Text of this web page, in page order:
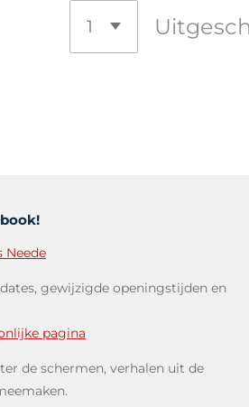
Neede
gewijzigde openingstijden en
pagina
de schermen, verhalen uit de